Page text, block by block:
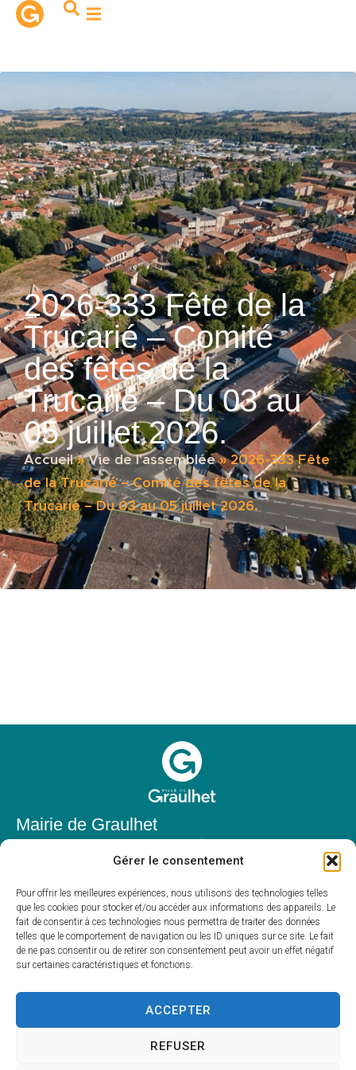
Gérer le consentement
Pour offrir les meilleures expériences, nous utilisons des technologies telles
que les cookies pour stocker et/ou accéder aux informations des appareils. Le
fait de consentir à ces technologies nous permettra de traiter des données
telles que le comportement de navigation ou les ID uniques sur ce site. Le fait
de ne pas consentir ou de retirer son consentement peut avoir un effet négatif
sur certaines caractéristiques et fonctions.
ACCEPTER
REFUSER
principal
2026-333 Fête de la
Trucarié – Comité
des fêtes de la
Trucarié – Du 03 au
05 juillet 2026.
Accueil»Vie de l'assemblée»2026-333 Fête
de la Trucarié – Comité des fêtes de la
Trucarié – Du 03 au 05 juillet 2026.
Mairie de Graulhet
81300 Graulhet
05 63 42 85 50
mairie@mairie-graulhet.fr
Horaires d'ouverture
Du lundi au vendredi :